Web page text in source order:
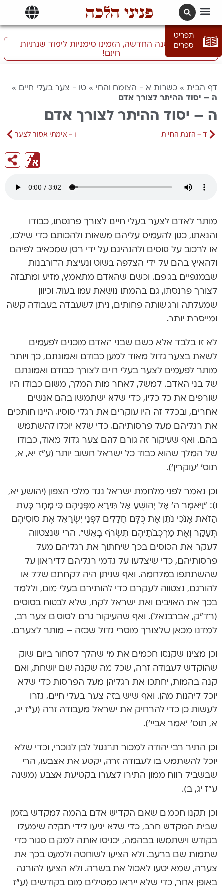
פניני הלכה
תפריט
ספרים
התכוננו לשנה החדשה, הזמינו סימניות לימוד שנתיות
חינם!
דף הבית » כשרות א - הצומח והחי » טו - צער בעלי חיים »
ה – יסוד ההיתר לצורך אדם
ה – יסוד ההיתר לצורך אדם
ד – הזנת החיות ו – אימתי אסור לצער
מותר לאדם לצער בעלי חיים לצורך פרנסתו, כבודו
והנאתו, כגון להעמיס עליהם משאות ולהכותם כדי שילכו,
או לרכוב על סוסים ולהנהיגם על ידי רסן שמכאיב לפיהם
ולהאיץ בהם על ידי הצלפה בשוט ונעיצת הדורבנות
שבמגפיים בגופם. וכשם שהאדם מתאמץ, מזיע ומתבזה
לצורך פרנסתו, גם בהמתו נושאת עמו בעול, וכיוון
שמעלתה ורגישותה פחותים, ניתן לשעבדה בעבודה קשה
ומייסרת יותר.
לא זו בלבד אלא כשם שבני האדם מוכנים לפעמים
לשאת בצער גדול מאוד למען כבודם ואמונתם, כך ויותר
מותר לפעמים לצער בעלי חיים לצורך כבודם ואמונתם
של בני האדם. למשל, לאחר מות המלך, משום כבודו היו
שורפים את כל כליו, כדי שלא ישתמשו בהם אנשים
אחרים, ובכלל זה היו עוקרים את רגלי סוסיו, היינו חותכים
את רגליהם מעל פרסותיהם, כדי שלא יוכלו להשתמש
בהם. ואף שעיקור זה גורם להם צער גדול מאוד, כבודו
של המלך שהוא כבוד כל ישראל חשוב יותר (ע”ז יא, א,
תוס’ ‘עוקרין’).
וכן נאמר לפני מלחמת ישראל נגד מלכי הצפון (יהושע יא,
ו): “וַיֹּאמֶר ה’ אֶל יְהוֹשֻׁעַ אַל תִּירָא מִפְּנֵיהֶם כִּי מָחָר כָּעֵת
הַזֹּאת אָנֹכִי נֹתֵן אֶת כֻּלָּם חֲלָלִים לִפְנֵי יִשְׂרָאֵל אֶת סוּסֵיהֶם
תְּעַקֵּר וְאֶת מַרְכְּבֹתֵיהֶם תִּשְׂרֹף בָּאֵשׁ”. הרי שנצטווה
לעקר את הסוסים בכך שיחתוך את רגליהם מעל
פרסותיהם, כדי שיצלעו על גדמי רגליהם לדיראון על
שהשתתפו במלחמה. ואף שניתן היה לקחתם שלל או
להורגם, נצטווה לעקרם כדי להותירם בעלי מום, וללמד
בכך את האויבים ואת ישראל לקח, שלא לבטוח בסוסים
(רד”ק, אברבנאל). ואף שהעיקור גרם לסוסים צער רב,
למדנו מכאן שלצורך מוסרי גדול שכזה – מותר לצערם.
וכן מצינו שקנסו חכמים את מי שהלך לסחור ביום שוק
שהוקדש לעבודה זרה, שכל מה שקנה שם יושחת, ואם
קנה בהמות, יחתכו את רגליהן מעל הפרסות כדי שלא
יוכל ליהנות מהן. ואף שיש בזה צער בעלי חיים, גזרו
לעשות כן כדי להרחיק את ישראל מעבודה זרה (ע”ז יג,
א, תוס’ ‘אמר אביי’).
וכן התיר רבי יהודה למכור תרנגול לבן לנוכרי, וכדי שלא
יוכל להשתמש בו לעבודה זרה, יקטע את אצבעו, הרי
שבשביל רווח ממון התירו לצערו בקטיעת אצבע (משנה
ע”ז יג, ב).
וכן תקנו חכמים שאם הקדיש אדם בהמה למקדש בזמן
שבית המקדש חרב, כדי שלא יגיעו לידי תקלה שימעלו
בקודש וישתמשו בבהמה, יכניסו אותה למקום סגור כדי
שתמות שם ברעב. ולא הציעו לשוחטה ולמעט בכך את
צערה, שמא יטעו לאכול את בשרה. ולא הציעו להורגה
באופן אחר, כדי שלא ייראו כמטילים מום בקודשים (ע”ז